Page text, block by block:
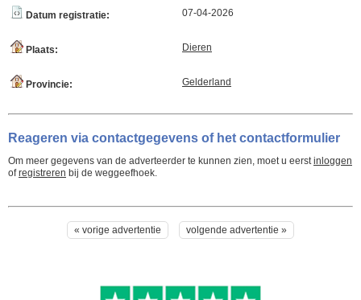
Datum registratie: 07-04-2026
Plaats: Dieren
Provincie: Gelderland
Reageren via contactgegevens of het contactformulier
Om meer gegevens van de adverteerder te kunnen zien, moet u eerst inloggen
ofregistreren bij de weggeefhoek.
« vorige advertentie volgende advertentie »